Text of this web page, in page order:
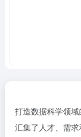
打造数据科学领
汇集了人才、需